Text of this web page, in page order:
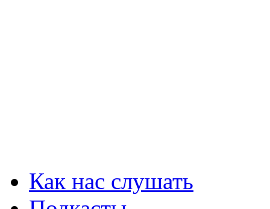
Как нас слушать